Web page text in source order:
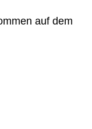
auf dem